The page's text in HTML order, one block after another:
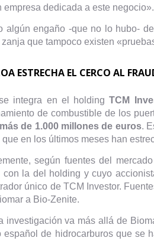
empresa dedicada a este negocio».
algún engaño -que no lo hubo-
que tampoco existen
ESTRECHA EL CERCO AL
integra en el holding TCM
de combustible de los
de 1.000 millones de euros.
que en los últimos meses han
según fuentes del
con la del holding y cuyo
único de TCM Investor.
a Bio-Zenite.
investigación va más allá de
español de hidrocarburos que se